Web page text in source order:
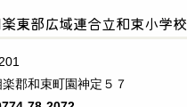
東部広域連合立和束小学校
郡和束町園神定５７